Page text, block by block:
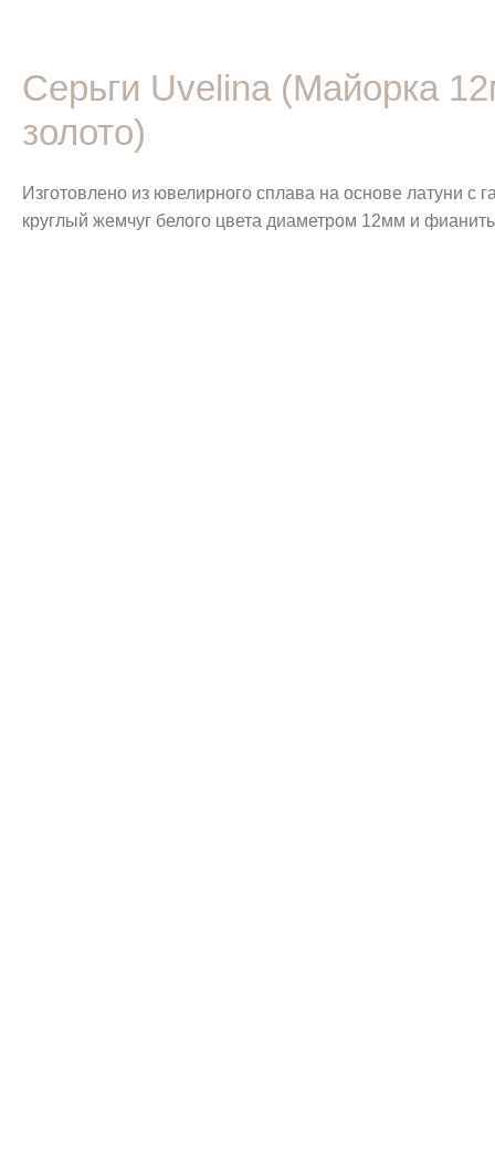
Серьги Uvelina (Майорка
золото)
Изготовлено из ювелирного сплава на основе латуни с
круглый жемчуг белого цвета диаметром 12мм и